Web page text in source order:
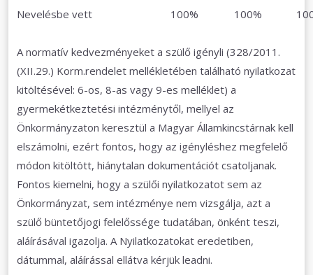
Nevelésbe vett 100% 100%
A normatív kedvezményeket a szülő igényli (328/2011.
(XII.29.) Korm.rendelet mellékletében található nyilatkozat
kitöltésével: 6-os, 8-as vagy 9-es melléklet) a
gyermekétkeztetési intézménytől, mellyel az
Önkormányzaton keresztül a Magyar Államkincstárnak kell
elszámolni, ezért fontos, hogy az igényléshez megfelelő
módon kitöltött, hiánytalan dokumentációt csatoljanak.
Fontos kiemelni, hogy a szülői nyilatkozatot sem az
Önkormányzat, sem intézménye nem vizsgálja, azt a
szülő büntetőjogi felelőssége tudatában, önként teszi,
aláírásával igazolja. A Nyilatkozatokat eredetiben,
dátummal, aláírással ellátva kérjük leadni.